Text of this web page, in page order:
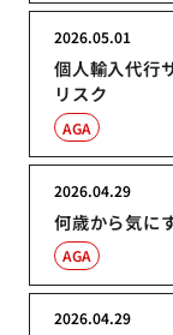
個人輸入代行
リスク
2026.05.01
AGA
何歳から気に
2026.04.29
AGA
2026.04.29